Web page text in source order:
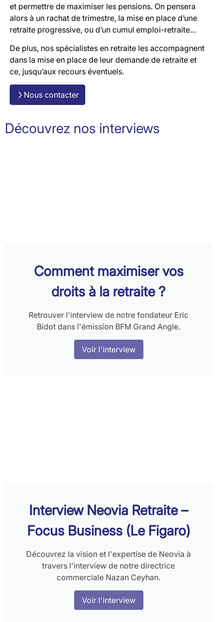
et permettre de maximiser les pensions. On pensera
alors à un rachat de trimestre, la mise en place d’une
retraite progressive, ou d’un cumul emploi-retraite…
De plus, nos spécialistes en retraite les accompagnent
dans la mise en place de leur demande de retraite et
ce, jusqu’aux recours éventuels.
Nous contacter
Découvrez nos interviews
Comment maximiser vos
droits à la retraite ?
Retrouver l'interview de notre fondateur Eric
Bidot dans l'émission BFM Grand Angle.
Voir l'interview
Interview Neovia Retraite –
Focus Business (Le Figaro)
Découvrez la vision et l'expertise de Neovia à
travers l'interview de notre directrice
commerciale Nazan Ceyhan.
Voir l'interview